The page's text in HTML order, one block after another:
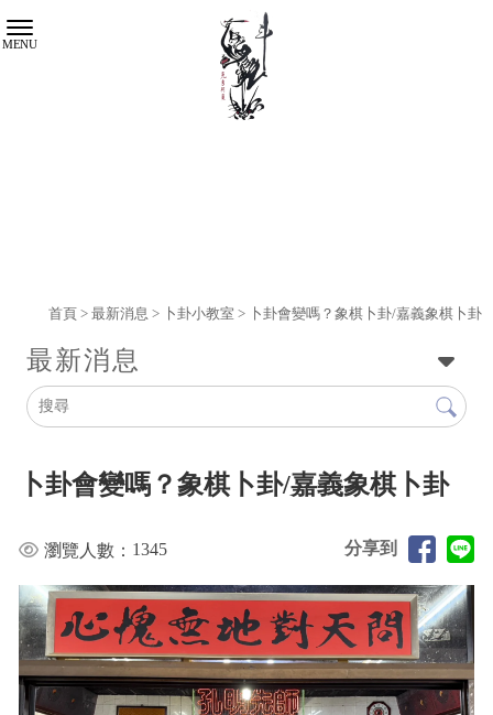
首頁 > 最新消息 > 卜卦小教室 > 卜卦會變嗎？象棋卜卦/嘉義象棋卜卦
最新消息
卜卦會變嗎？象棋卜卦/嘉義象棋卜卦
分享到
瀏覽人數： 1345